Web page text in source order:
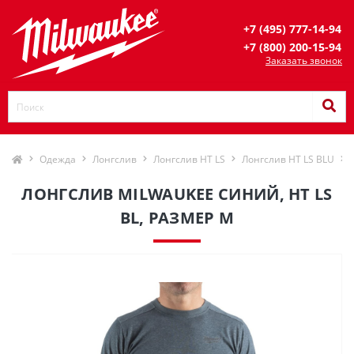
+7 (495) 777-14-94
+7 (800) 200-15-94
Заказать звонок
Одежда Лонгслив Лонгслив HT LS Лонгслив HT LS BLU
ЛОНГСЛИВ MILWAUKEE СИНИЙ, HT LS
BL, РАЗМЕР M